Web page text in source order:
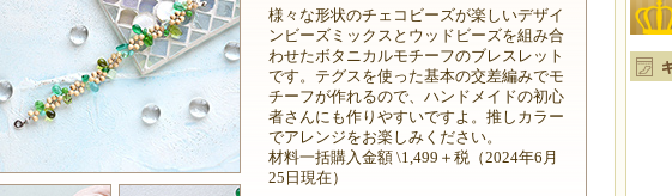
様々な形状のチェコビーズが楽しいデザイ
ンビーズミックスとウッドビーズを組み合
わせたボタニカルモチーフのブレスレット
です。テグスを使った基本の交差編みでモ
チーフが作れるので、ハンドメイドの初心
者さんにも作りやすいですよ。推しカラー
でアレンジをお楽しみください。
材料一括購入金額 \1,499＋税（2024年6月
25日現在）